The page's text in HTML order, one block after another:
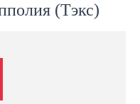
(Тэкс)